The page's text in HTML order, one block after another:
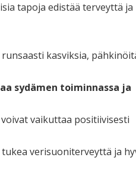
tapoja edistää terveyttä ja
kasviksia,
sydämen toiminnassa ja
vaikuttaa positiivisesti
verisuoniterveyttä ja